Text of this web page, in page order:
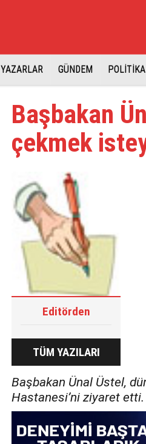
YAZARLAR GÜNDEM POLİTİKA
Başbakan
çekmek
Editörden
TÜM YAZILARI
Başbakan Ünal Üstel,
Hastanesi’ni ziyaret etti.